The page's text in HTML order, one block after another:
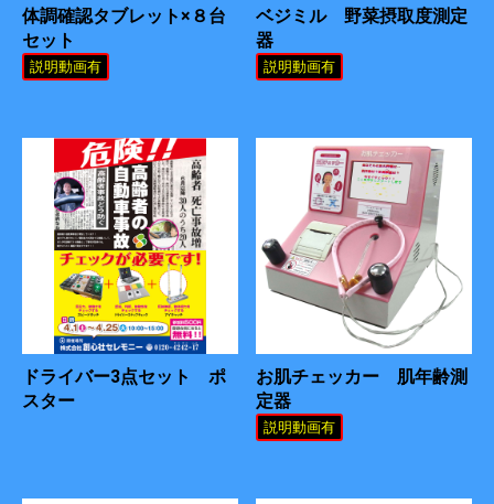
体調確認タブレット×８台
セット
説明動画有
ベジミル 野菜摂取度測定
器
説明動画有
ドライバー3点セット ポ
スター
お肌チェッカー 肌年齢測
定器
説明動画有